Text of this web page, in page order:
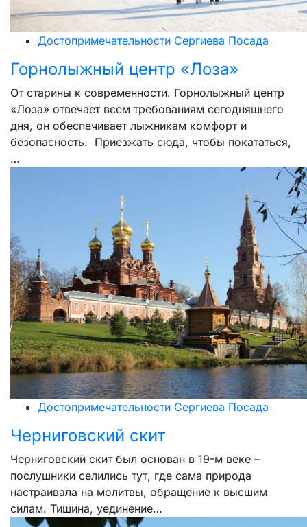
Достопримечательности Сергиева Посада
Горнолыжный центр «Лоза»
От старины к современности. Горнолыжный центр
«Лоза» отвечает всем требованиям сегодняшнего
дня, он обеспечивает лыжникам комфорт и
безопасность. Приезжать сюда, чтобы покататься,
…
Достопримечательности Сергиева Посада
Черниговский скит
Черниговский скит был основан в 19-м веке –
послушники селились тут, где сама природа
настраивала на молитвы, обращение к высшим
силам. Тишина, уединение…